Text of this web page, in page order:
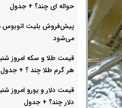
حواله ای چند؟ + جدول
می‌شود
هر گرم طلا چند ؟ + جدول
دلار چند؟ + جدول